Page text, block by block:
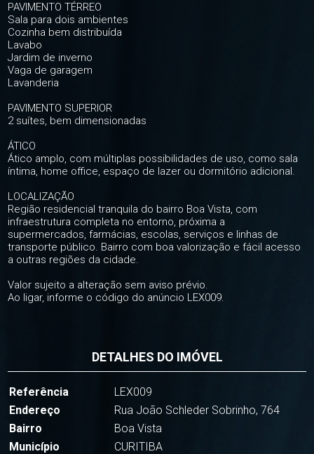
PAVIMENTO TÉRREO
Sala para dois ambientes
Cozinha bem distribuída
Lavabo
Jardim de inverno
Vaga de garagem
Lavanderia
PAVIMENTO SUPERIOR
2 suítes, bem dimensionadas
ÁTICO
Ático amplo, com múltiplas possibilidades de uso, como sala
íntima, home office, espaço de lazer ou dormitório adicional.
LOCALIZAÇÃO
Região residencial tranquila do bairro Boa Vista, com
infraestrutura completa no entorno, próxima a
supermercados, farmácias, escolas, serviços e linhas de
transporte público. Bairro com boa valorização e fácil acesso
a outras regiões da cidade.
Valor sujeito a alteração sem aviso prévio.
Ao ligar, informe o código do anúncio LEX009.
DETALHES DO IMÓVEL
Referência
LEX009
Endereço
Rua João Schleder Sobrinho, 764
Bairro
Boa Vista
Município
CURITIBA